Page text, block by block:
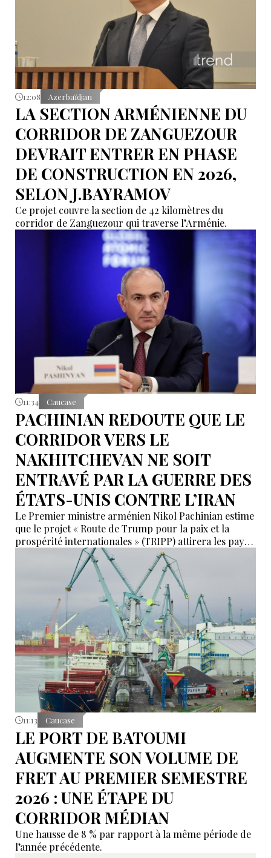
12:08 Azerbaïdjan
LA SECTION ARMÉNIENNE DU
CORRIDOR DE ZANGUEZOUR
DEVRAIT ENTRER EN PHASE
DE CONSTRUCTION EN 2026,
SELON J.BAYRAMOV
Ce projet couvre la section de 42 kilomètres du
corridor de Zanguezour qui traverse l’Arménie.
11:34 Caucase
PACHINIAN REDOUTE QUE LE
CORRIDOR VERS LE
NAKHITCHEVAN NE SOIT
ENTRAVÉ PAR LA GUERRE DES
ÉTATS-UNIS CONTRE L’IRAN
Le Premier ministre arménien Nikol Pachinian estime
que le projet « Route de Trump pour la paix et la
prospérité internationales » (TRIPP) attirera les pays
de la région, mais il a également déclaré que
l’instabilité régionale pourrait entraver sa mise en
11:13 Caucase
LE PORT DE BATOUMI
AUGMENTE SON VOLUME DE
FRET AU PREMIER SEMESTRE
2026 : UNE ÉTAPE DU
CORRIDOR MÉDIAN
Une hausse de 8 % par rapport à la même période de
l’année précédente.